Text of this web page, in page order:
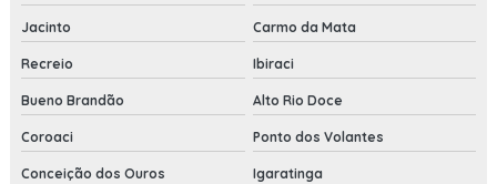
Jacinto Carmo da Mata
Recreio Ibiraci
Bueno Brandão Alto Rio Doce
Coroaci Ponto dos Volantes
Conceição dos Ouros Igaratinga